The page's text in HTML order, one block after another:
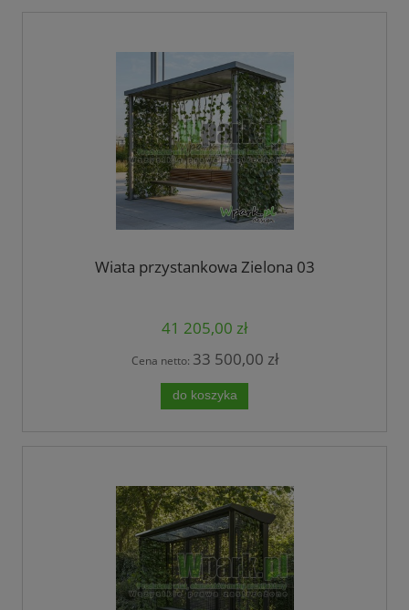
Wiata przystankowa Zielona 03
41 205,00 zł
Cena netto: 33 500,00 zł
do koszyka